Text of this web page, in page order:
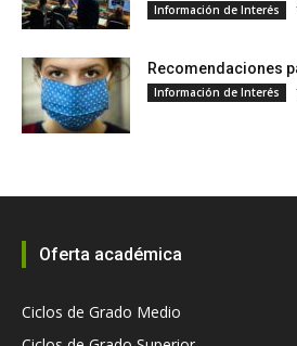
Información de Interés
Recomendaciones
Información de Interés
Oferta académica
Ciclos de Grado Medio